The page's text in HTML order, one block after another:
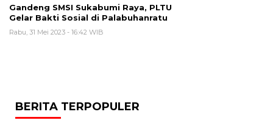
Gandeng SMSI Sukabumi Raya, PLTU
Gelar Bakti Sosial di Palabuhanratu
Rabu, 31 Mei 2023 - 16:42 WIB
BERITA TERPOPULER